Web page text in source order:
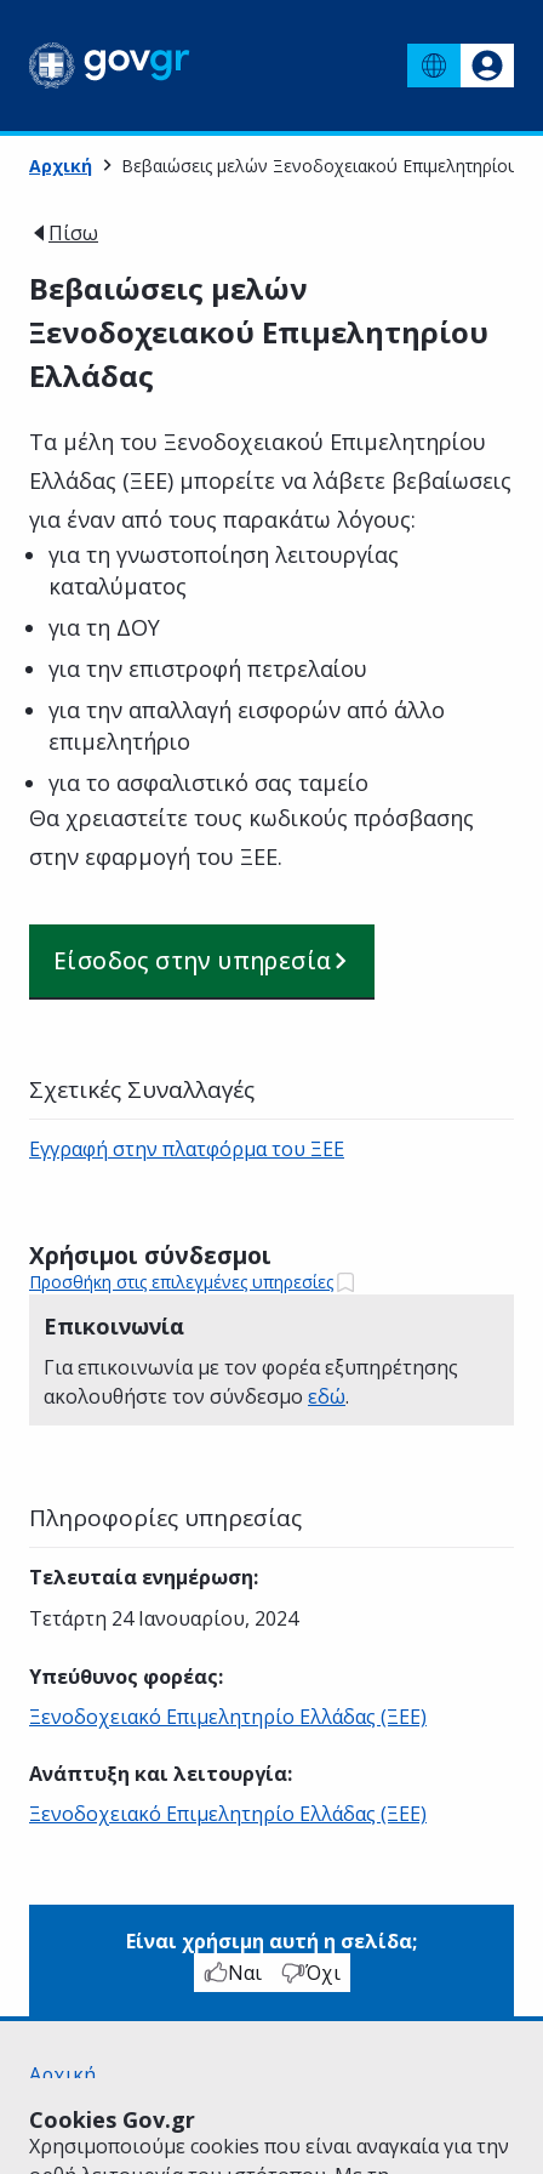
Cookies Gov.gr
Χρησιμοποιούμε cookies που είναι αναγκαία για την
Αρχική Βεβαιώσεις μελών Ξενοδοχειακού Επιμελητηρίου
Πίσω
Βεβαιώσεις μελών
Ξενοδοχειακού Επιμελητηρίου
Ελλάδας
Τα μέλη του Ξενοδοχειακού Επιμελητηρίου
Ελλάδας (ΞΕΕ) μπορείτε να λάβετε βεβαίωσεις
για έναν από τους παρακάτω λόγους:
για τη γνωστοποίηση λειτουργίας
καταλύματος
για τη ΔΟΥ
για την επιστροφή πετρελαίου
για την απαλλαγή εισφορών από άλλο
επιμελητήριο
για το ασφαλιστικό σας ταμείο
Θα χρειαστείτε τους κωδικούς πρόσβασης
στην εφαρμογή του ΞΕΕ.
Είσοδος στην υπηρεσία
Χρήσιμοι σύνδεσμοι
Προσθήκη στις επιλεγμένες υπηρεσίες
Επικοινωνία
Για επικοινωνία με τον φορέα εξυπηρέτησης
ακολουθήστε τον σύνδεσμο εδώ.
Σχετικές Συναλλαγές
Εγγραφή στην πλατφόρμα του ΞΕΕ
Πληροφορίες υπηρεσίας
Τελευταία ενημέρωση:
Τετάρτη 24 Ιανουαρίου, 2024
Υπεύθυνος φορέας:
Ξενοδοχειακό Επιμελητηρίο Ελλάδας (ΞΕΕ)
Ανάπτυξη και λειτουργία:
Ξενοδοχειακό Επιμελητηρίο Ελλάδας (ΞΕΕ)
Είναι χρήσιμη αυτή η σελίδα;
Ναι
Όχι
Αρχική
Όροι Χρήσης
Πολιτική Απορρήτου